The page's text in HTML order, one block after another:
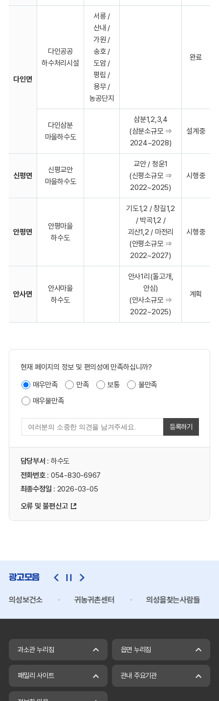
다인면
다인공공
하수처리시설
서릉 /
산내 /
가원 /
송호 /
도암 /
평림 /
용무 /
농공단지
완료
다인삼분
마을하수도
삼분1,2,3,4
(삼분소규모 ⇒
2024~2028)
설계중
신평면
신평교안
마을하수도
교안 / 청운1
(신평소규모 ⇒
2022~2025)
시행중
안평면
안평마을
하수도
기도1,2 / 창길1,2
/ 박곡1,2 /
괴산1,2 / 마전리
(안평소규모 ⇒
2022~2027)
시행중
안사면
안사마을
하수도
안사1리(돌고개,
안심)
(안사소규모 ⇒
2022~2025)
계획
현재 페이지의 정보 및 편의성에 만족하십니까?
매우만족
만족 보통
불만족
매우불만족
등록하기
담당부서 : 하수도
전화번호: 054-830-6967
최종수정일 : 2026-03-05
오류 및 불편신고
광고모음
의성보건소 귀농귀촌센터 의성을찾는사람들
과소관 누리집 읍면 누리집
패밀리 사이트 관내 주요기관